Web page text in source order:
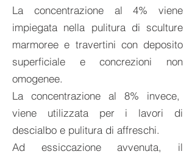
La concentrazione al 4% viene
impiegata nella pulitura di sculture
marmoree e travertini con deposito
superficiale e concrezioni non
omogenee.
La concentrazione al 8% invece,
viene utilizzata per i lavori di
descialbo e pulitura di affreschi.
Ad essiccazione avvenuta, il